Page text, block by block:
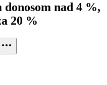
nad 4 %,
20 %